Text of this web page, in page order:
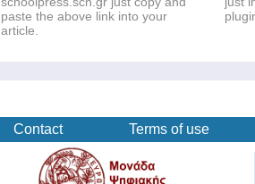
paste the above link into your
article.
Contact Terms of use